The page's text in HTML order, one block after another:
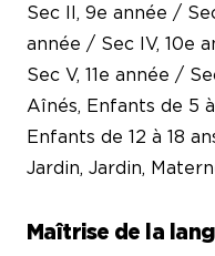
Sec II, 9e année /
année / Sec IV, 10e
Sec V, 11e année /
Aînés, Enfants de 5 à
Enfants de 12 à 18
Jardin, Jardin,
Maîtrise de la